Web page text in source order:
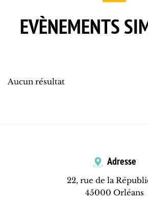
EVÈNEMENTS
Aucun résultat
Adresse
22, rue de la
45000 Orléans